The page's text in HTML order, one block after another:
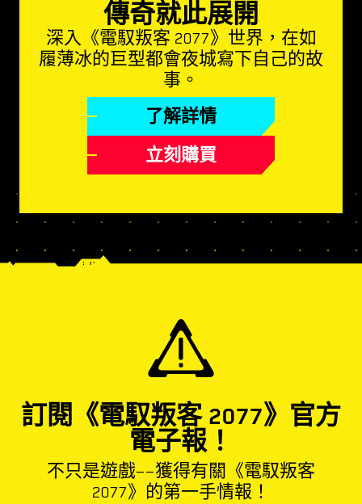
傳奇就此展開
深入《電馭叛客 2077》世界，在如
履薄冰的巨型都會夜城寫下自己的故
事。
了解詳情
立刻購買
訂閱《電馭叛客 2077》官方
電子報！
不只是遊戲——獲得有關《電馭叛客
2077》的第一手情報！